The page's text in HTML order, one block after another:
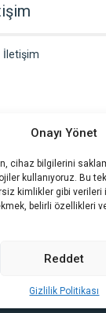
Onayı Yönet
cihaz bilgilerini
kullanıyoruz. Bu
kimlikler gibi
belirli özellikleri
Reddet
Gizlilik Politikası
İletişim